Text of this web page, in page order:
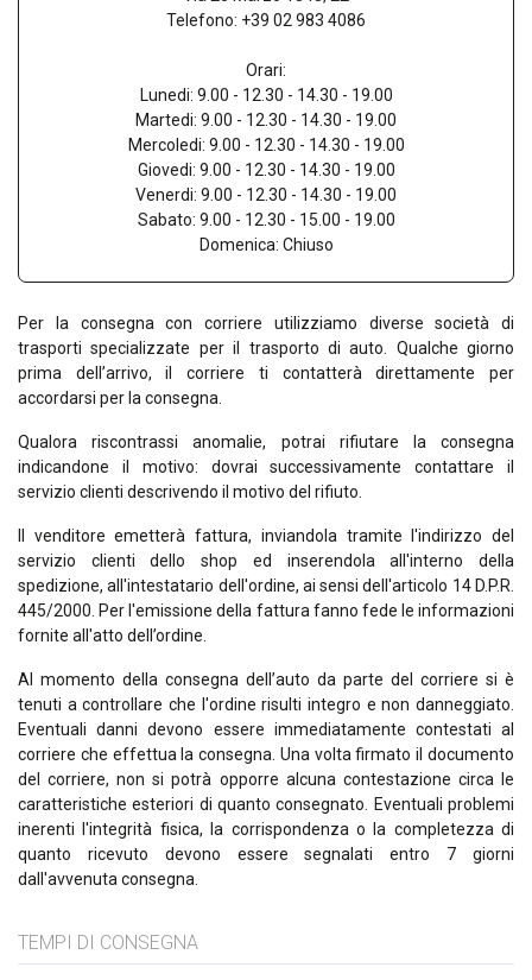
Telefono: +39 02 983 4086
Orari:
Lunedi: 9.00 - 12.30 - 14.30 - 19.00
Martedi: 9.00 - 12.30 - 14.30 - 19.00
Mercoledi: 9.00 - 12.30 - 14.30 - 19.00
Giovedi: 9.00 - 12.30 - 14.30 - 19.00
Venerdi: 9.00 - 12.30 - 14.30 - 19.00
Sabato: 9.00 - 12.30 - 15.00 - 19.00
Domenica: Chiuso
Per la consegna con corriere utilizziamo diverse società di
trasporti specializzate per il trasporto di auto. Qualche giorno
prima dell’arrivo, il corriere ti contatterà direttamente per
accordarsi per la consegna.
Qualora riscontrassi anomalie, potrai rifiutare la consegna
indicandone il motivo: dovrai successivamente contattare il
servizio clienti descrivendo il motivo del rifiuto.
Il venditore emetterà fattura, inviandola tramite l'indirizzo del
servizio clienti dello shop ed inserendola all'interno della
spedizione, all'intestatario dell'ordine, ai sensi dell'articolo 14 D.P.R.
445/2000. Per l'emissione della fattura fanno fede le informazioni
fornite all'atto dell’ordine.
Al momento della consegna dell’auto da parte del corriere si è
tenuti a controllare che l'ordine risulti integro e non danneggiato.
Eventuali danni devono essere immediatamente contestati al
corriere che effettua la consegna. Una volta firmato il documento
del corriere, non si potrà opporre alcuna contestazione circa le
caratteristiche esteriori di quanto consegnato. Eventuali problemi
inerenti l'integrità fisica, la corrispondenza o la completezza di
quanto ricevuto devono essere segnalati entro 7 giorni
dall'avvenuta consegna.
TEMPI DI CONSEGNA